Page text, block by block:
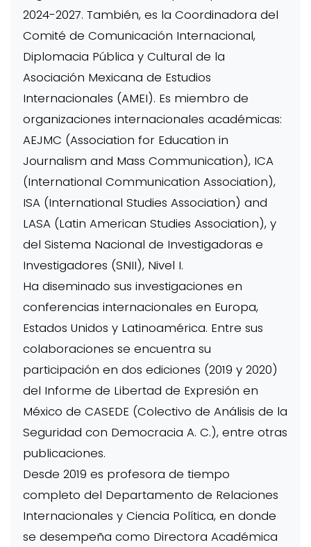
2024-2027. También, es la Coordinadora del
Comité de Comunicación Internacional,
Diplomacia Pública y Cultural de la
Asociación Mexicana de Estudios
Internacionales (AMEI). Es miembro de
organizaciones internacionales académicas:
AEJMC (Association for Education in
Journalism and Mass Communication), ICA
(International Communication Association),
ISA (International Studies Association) and
LASA (Latin American Studies Association), y
del Sistema Nacional de Investigadoras e
Investigadores (SNII), Nivel I.
Ha diseminado sus investigaciones en
conferencias internacionales en Europa,
Estados Unidos y Latinoamérica. Entre sus
colaboraciones se encuentra su
participación en dos ediciones (2019 y 2020)
del Informe de Libertad de Expresión en
México de CASEDE (Colectivo de Análisis de la
Seguridad con Democracia A. C.), entre otras
publicaciones.
Desde 2019 es profesora de tiempo
completo del Departamento de Relaciones
Internacionales y Ciencia Política, en donde
se desempeña como Directora Académica